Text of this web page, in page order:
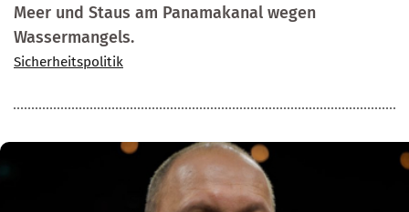
Meer und Staus am Panamakanal wegen
Wassermangels.
Sicherheitspolitik